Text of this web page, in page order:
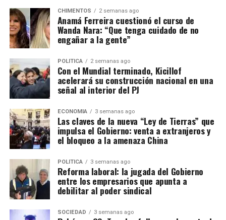
CHIMENTOS 2 semanas ago
Anamá Ferreira cuestionó el curso de
Wanda Nara: “Que tenga cuidado de no
engañar a la gente”
POLITICA 2 semanas ago
Con el Mundial terminado, Kicillof
acelerará su construcción nacional en una
señal al interior del PJ
ECONOMIA 3 semanas ago
Las claves de la nueva “Ley de Tierras” que
impulsa el Gobierno: venta a extranjeros y
el bloqueo a la amenaza China
POLITICA 3 semanas ago
Reforma laboral: la jugada del Gobierno
entre los empresarios que apunta a
debilitar al poder sindical
SOCIEDAD 3 semanas ago